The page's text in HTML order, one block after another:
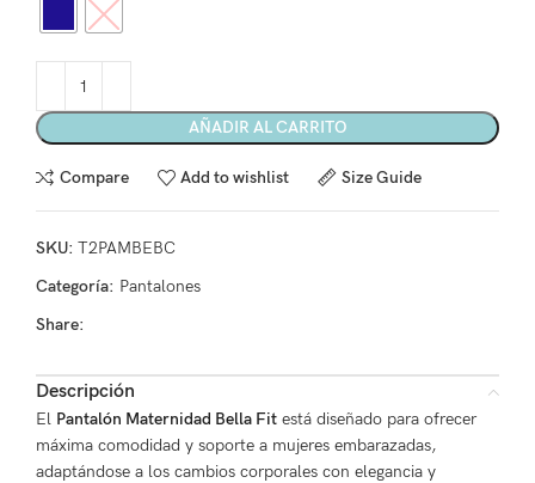
AÑADIR AL CARRITO
Compare Add to wishlist Size Guide
SKU: T2PAMBEBC
Categoría: Pantalones
Share:
Descripción
El Pantalón Maternidad Bella Fit está diseñado para ofrecer
máxima comodidad y soporte a mujeres embarazadas,
adaptándose a los cambios corporales con elegancia y